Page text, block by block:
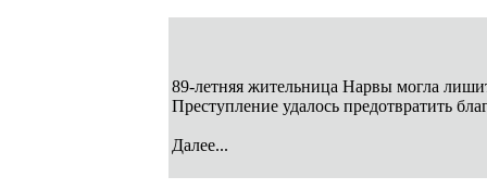
89-летняя жительница Нарвы могла
Преступление удалось предотвратить
Далее...